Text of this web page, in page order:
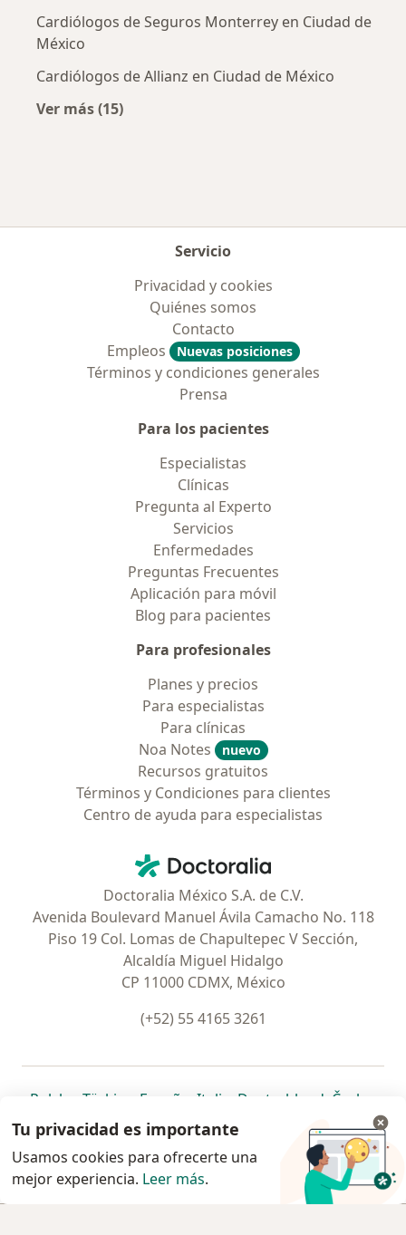
Cardiólogos de Seguros Monterrey en Ciudad de
México
Cardiólogos de Allianz en Ciudad de México
Ver más (15)
Servicio
Privacidad y cookies
Quiénes somos
Contacto
Empleos
Nuevas posiciones
Términos y condiciones generales
Prensa
Para los pacientes
Especialistas
Clínicas
Pregunta al Experto
Servicios
Enfermedades
Preguntas Frecuentes
Aplicación para móvil
Blog para pacientes
Para profesionales
Planes y precios
Para especialistas
Para clínicas
Noa Notes
nuevo
Recursos gratuitos
Términos y Condiciones para clientes
Centro de ayuda para especialistas
Doctoralia - Página de inicio
Doctoralia México S.A. de C.V.
Avenida Boulevard Manuel Ávila Camacho No. 118
Piso 19 Col. Lomas de Chapultepec V Sección,
Alcaldía Miguel Hidalgo
CP 11000 CDMX, México
(+52) 55 4165 3261
Polska se abre en una nueva pestaña
Türkiye se abre en una nueva pestaña
España se abre en una nueva pestaña
Italia se abre en una nueva
Deutschlandse abre en
Česko
Portugal
se abre en una nueva pestaña
México se abre en una nueva pestaña
Chile se abre en una nueva pestaña
Brasil se abre en una nueva
se abre en
se
se abre en una nueva
www.doctoralia.com.mx © 2026 - Encuentra tu
Tu privacidad es importante
Usamos cookies para ofrecerte una
mejor experiencia. Leer más.